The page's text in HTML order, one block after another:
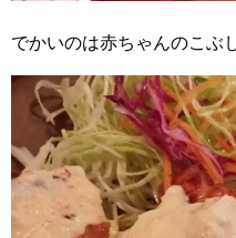
でかいのは赤ちゃんのこぶ